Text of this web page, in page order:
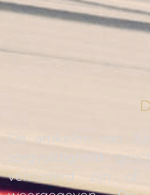
De artikelen van
zorgvuldigheid
verouderd zijn of